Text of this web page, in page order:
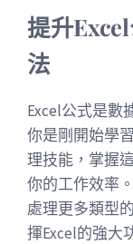
提升
法
Excel公式是數
你是剛開始學
理技能，掌握
你的工作效率
處理更多類型
揮Excel的強大